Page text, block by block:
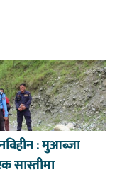
: मुआब्जा
सास्तीमा